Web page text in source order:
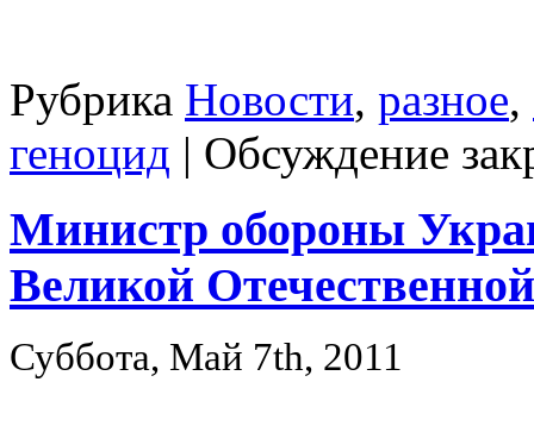
Рубрика Новости, разное,
геноцид | Обсуждение
Министр обороны
Великой
Суббота, Май 7th, 2011